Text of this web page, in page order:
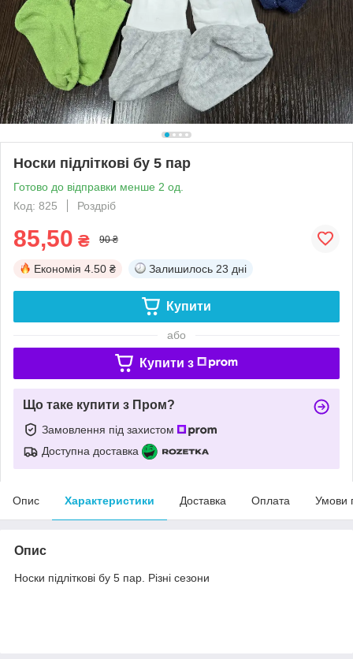
Носки підліткові бу 5 пар
Готово до відправки менше 2 од.
Код: 825
Роздріб
85,50 ₴ 90 ₴
Економія 4.50 ₴ Залишилось 23 дні
Купити
або
Купити з
Що таке купити з Пром?
Замовлення під захистом
Доступна доставка
Опис Характеристики Доставка Оплата Умови
Опис
Носки підліткові бу 5 пар. Різні сезони